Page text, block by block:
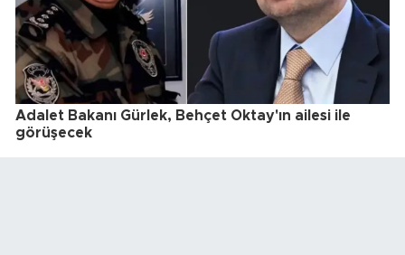
Adalet Bakanı Gürlek, Behçet Oktay'ın ailesi ile
görüşecek